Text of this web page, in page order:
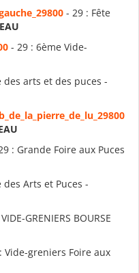
- 29 : Fête
- 29 : 6ème Vide-
des arts et des puces -
: Grande Foire aux Puces
des Arts et Puces -
GRENIERS BOURSE
Vide-greniers Foire aux